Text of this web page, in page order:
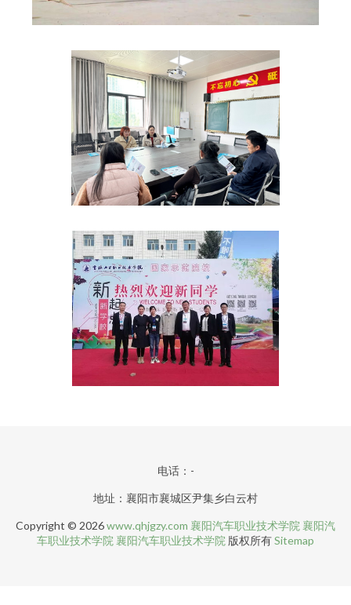
电话：-
地址：襄阳市襄城区尹集乡白云村
Copyright © 2026www.qhjgzy.com 襄阳汽车职业技术学院 襄阳汽
车职业技术学院 襄阳汽车职业技术学院 版权所有Sitemap